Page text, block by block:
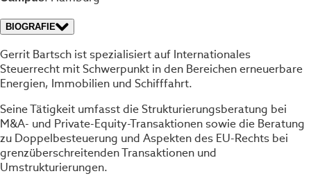
BIOGRAFIE
Gerrit Bartsch ist spezialisiert auf Internationales
Steuerrecht mit Schwerpunkt in den Bereichen erneuerbare
Energien, Immobilien und Schifffahrt.
Seine Tätigkeit umfasst die Strukturierungsberatung bei
M&A- und Private-Equity-Transaktionen sowie die Beratung
zu Doppelbesteuerung und Aspekten des EU-Rechts bei
grenzüberschreitenden Transaktionen und
Umstrukturierungen.